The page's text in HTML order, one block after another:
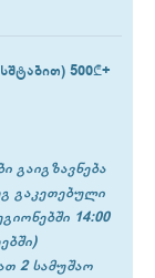
500₾+
გაიგზავნება
გაკეთებული
14:00
2 სამუშაო